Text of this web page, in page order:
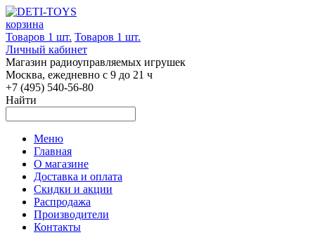
корзина
Товаров 1 шт. Товаров 1 шт.
Личный кабинет
Магазин радиоуправляемых игрушек
Москва, ежедневно с 9 до 21 ч
+7 (495) 540-56-80
Найти
Меню
Главная
О магазине
Доставка и оплата
Скидки и акции
Распродажа
Производители
Контакты